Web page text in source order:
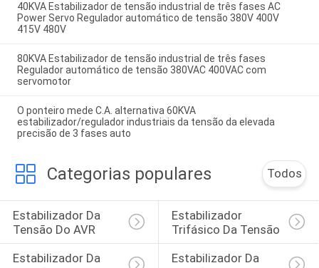
40KVA Estabilizador de tensão industrial de três fases AC
Power Servo Regulador automático de tensão 380V 400V
415V 480V
80KVA Estabilizador de tensão industrial de três fases
Regulador automático de tensão 380VAC 400VAC com
servomotor
O ponteiro mede C.A. alternativa 60KVA
estabilizador/regulador industriais da tensão da elevada
precisão de 3 fases auto
Categorias populares Todos
Estabilizador Da
Tensão Do AVR
Estabilizador
Trifásico Da Tensão
Estabilizador Da
Estabilizador Da